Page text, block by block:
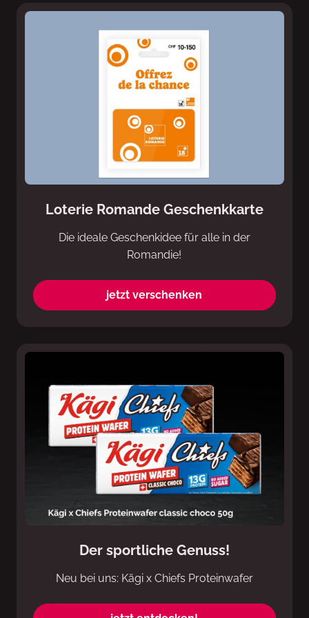
Loterie Romande Geschenkkarte
Die ideale Geschenkidee für alle in der
Romandie!
jetzt verschenken
Der sportliche Genuss!
Neu bei uns: Kägi x Chiefs Proteinwafer